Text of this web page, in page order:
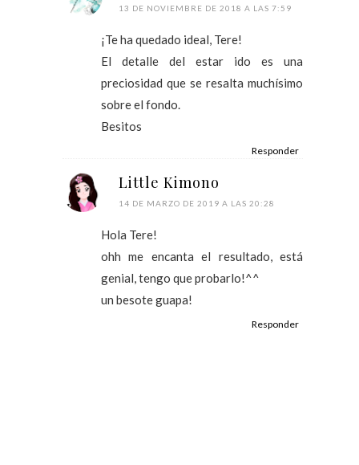
13 DE NOVIEMBRE DE 2018 A LAS 7:59
¡Te ha quedado ideal, Tere!
El detalle del estar ido es una
preciosidad que se resalta muchísimo
sobre el fondo.
Besitos
Responder
Little Kimono
14 DE MARZO DE 2019 A LAS 20:28
Hola Tere!
ohh me encanta el resultado, está
genial, tengo que probarlo!^^
un besote guapa!
Responder